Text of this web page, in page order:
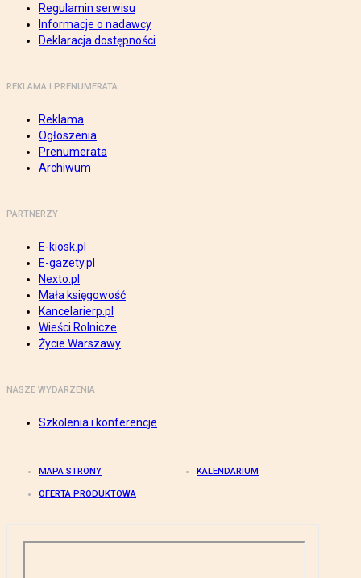
Regulamin serwisu
Informacje o nadawcy
Deklaracja dostępności
REKLAMA I PRENUMERATA
Reklama
Ogłoszenia
Prenumerata
Archiwum
PARTNERZY
E-kiosk.pl
E-gazety.pl
Nexto.pl
Mała księgowość
Kancelarierp.pl
Wieści Rolnicze
Życie Warszawy
NASZE WYDARZENIA
Szkolenia i konferencje
MAPA STRONY KALENDARIUM
OFERTA PRODUKTOWA